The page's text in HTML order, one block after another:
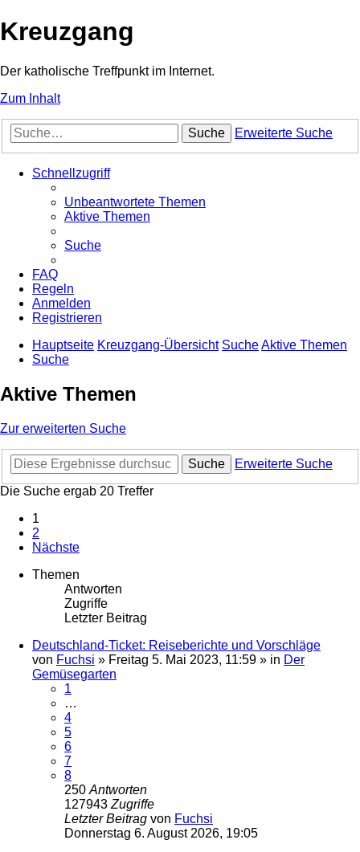
Kreuzgang
Der katholische Treffpunkt im Internet.
Zum Inhalt
Suche Erweiterte Suche
Schnellzugriff
Unbeantwortete Themen
Aktive Themen
Suche
FAQ
Regeln
Anmelden
Registrieren
Hauptseite Kreuzgang-Übersicht SucheAktive Themen
Suche
Aktive Themen
Zur erweiterten Suche
Suche
Erweiterte Suche
Die Suche ergab 20 Treffer
1
2
Nächste
Themen
Antworten
Zugriffe
Letzter Beitrag
Deutschland-Ticket: Reiseberichte und Vorschläge
von Fuchsi » Freitag 5. Mai 2023, 11:59 » in Der
Gemüsegarten
1
…
4
5
6
7
8
250 Antworten
127943 Zugriffe
Letzter Beitrag von Fuchsi
Donnerstag 6. August 2026, 19:05